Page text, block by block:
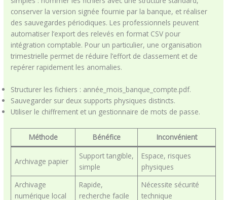
conserver la version signée fournie par la banque, et réaliser
des sauvegardes périodiques. Les professionnels peuvent
automatiser l’export des relevés en format CSV pour
intégration comptable. Pour un particulier, une organisation
trimestrielle permet de réduire l’effort de classement et de
repérer rapidement les anomalies.
Structurer les fichiers : année_mois_banque_compte.pdf.
Sauvegarder sur deux supports physiques distincts.
Utiliser le chiffrement et un gestionnaire de mots de passe.
Méthode Bénéfice Inconvénient
Archivage papier
Support tangible,
simple
Espace, risques
physiques
Archivage
numérique local
Rapide,
recherche facile
Nécessite sécurité
technique